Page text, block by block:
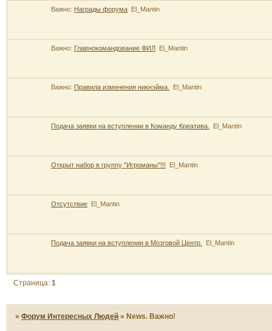
Важно: Награды форума El_Mantin
Важно: Главнокомандование ФИЛ El_Mantin
Важно: Правила изменения никнэйма. El_Mantin
Подача заявки на вступлении в Команду Креатива. El_Mantin
Открыт набор в группу "Игроманы"!!! El_Mantin
Отсутствие El_Mantin
Подача заявки на вступлении в Мозговой Центр. El_Mantin
Страница:1
»Форум Интересных Людей »News. Важно!